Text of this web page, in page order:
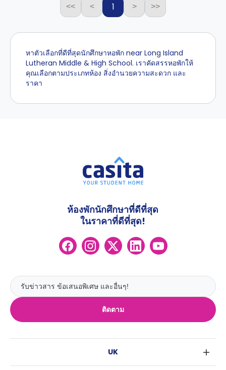
<< < 1 > >>
หาตัวเลือกที่ดีที่สุดนักศึกษาหอพัก near Long Island
Lutheran Middle & High School. เราคัดสรรหอพักให้
คุณเลือกตามประเภทห้อง สิ่งอำนวยความสะดวก และ
ราคา
ติดตาม
ห้องพักนักศึกษาที่ดีที่สุด
ในราคาที่ดีที่สุด!
UK